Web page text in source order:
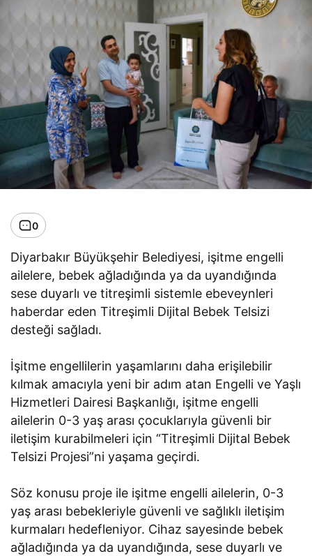
0
Diyarbakır Büyükşehir Belediyesi, işitme engelli
ailelere, bebek ağladığında ya da uyandığında
sese duyarlı ve titreşimli sistemle ebeveynleri
haberdar eden Titreşimli Dijital Bebek Telsizi
desteği sağladı.
İşitme engellilerin yaşamlarını daha erişilebilir
kılmak amacıyla yeni bir adım atan Engelli ve Yaşlı
Hizmetleri Dairesi Başkanlığı, işitme engelli
ailelerin 0-3 yaş arası çocuklarıyla güvenli bir
iletişim kurabilmeleri için “Titreşimli Dijital Bebek
Telsizi Projesi”ni yaşama geçirdi.
Söz konusu proje ile işitme engelli ailelerin, 0-3
yaş arası bebekleriyle güvenli ve sağlıklı iletişim
kurmaları hedefleniyor. Cihaz sayesinde bebek
ağladığında ya da uyandığında, sese duyarlı ve